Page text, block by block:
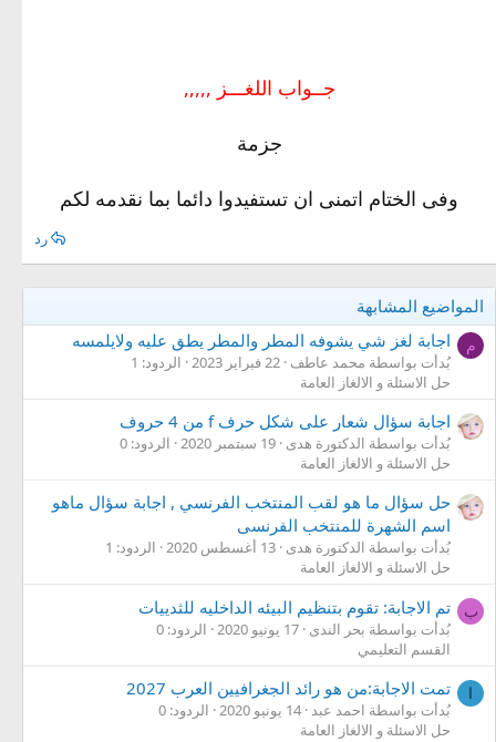
جــواب اللغـــز ,,,,,
جزمة
وفى الختام اتمنى ان تستفيدوا دائما بما نقدمه لكم
رد
المواضيع المشابهة
م اجابة لغز شي يشوفه المطر والمطر يطق عليه ولايلمسه
بُدأت بواسطة محمد عاطف 22 فبراير 2023
الردود: 1
حل الاسئلة و الالغاز العامة
اجابة سؤال شعار على شكل حرف f من 4 حروف
بُدأت بواسطة الدكتورة هدى 19 سبتمبر 2020
الردود: 0
حل الاسئلة و الالغاز العامة
حل سؤال ما هو لقب المنتخب الفرنسي , اجابة سؤال ماهو
اسم الشهرة للمنتخب الفرنسى
بُدأت بواسطة الدكتورة هدى 13 أغسطس 2020
الردود: 1
حل الاسئلة و الالغاز العامة
ب تم الاجابة: تقوم بتنظيم البيئه الداخليه للثدييات
بُدأت بواسطة بحر الندى 17 يونيو 2020
الردود: 0
القسم التعليمي
ا تمت الاجابة:من هو رائد الجغرافيين العرب 2027
بُدأت بواسطة احمد عبد 14 يونيو 2020
الردود: 0
حل الاسئلة و الالغاز العامة